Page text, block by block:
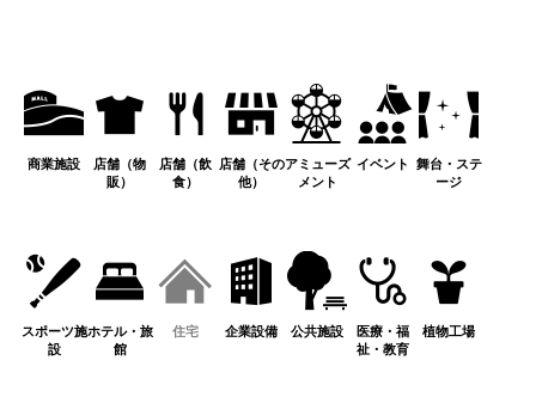
商業施設
店舗（物
販）
店舗（飲
食）
店舗（その
他）
アミューズ
メント
イベント
舞台・ステ
ージ
スポーツ施
設
ホテル・旅
館
住宅 企業設備 公共施設
医療・福
祉・教育
植物工場